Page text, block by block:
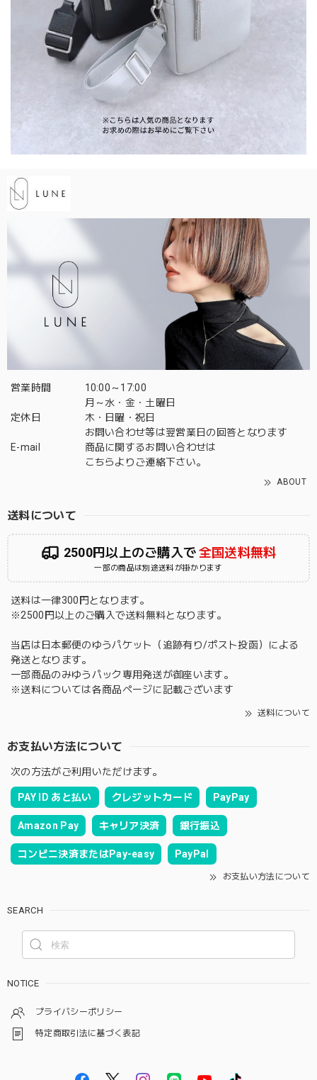
営業時間
10:00～17:00
月～水・金・土曜日
定休日
木・日曜・祝日
お問い合わせ等は翌営業日の回答となります
E-mail
商品に関するお問い合わせは
こちらよりご連絡下さい。
ABOUT
送料について
2500円以上のご購入で全国送料無料
一部の商品は別途送料が掛かります
送料は一律300円となります。
※2500円以上のご購入で送料無料となります。
当店は日本郵便のゆうパケット（追跡有り/ポスト投函）による
発送となります。
一部商品のみゆうパック専用発送が御座います。
※送料については各商品ページに記載ございます
送料について
お支払い方法について
次の方法がご利用いただけます。
PAY ID あと払い クレジットカード PayPay
Amazon Pay キャリア決済 銀行振込
コンビニ決済またはPay-easy PayPal
お支払い方法について
SEARCH
NOTICE
プライバシーポリシー
特定商取引法に基づく表記